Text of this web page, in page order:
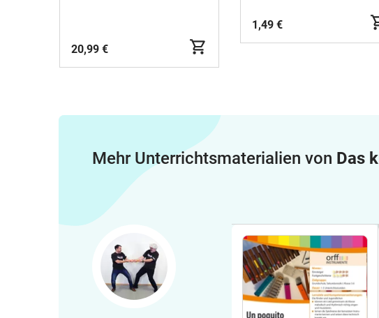
Videos zur
Veranschaulichung –
aktualisierte Neuauflage
20,99 €
1,49 €
Mehr Unterrichtsmaterialien von Das